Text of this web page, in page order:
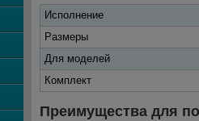
Исполнение
Размеры
Для моделей
Комплект
Преимущества для